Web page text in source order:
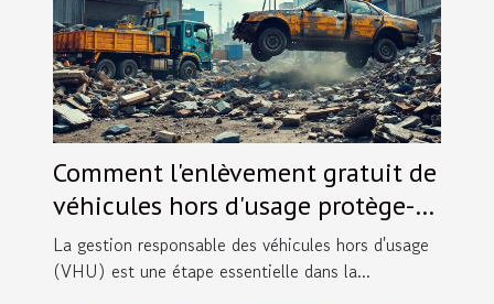
Comment l'enlèvement gratuit de
véhicules hors d'usage protège-t-
il l'environnement ?
La gestion responsable des véhicules hors d'usage
(VHU) est une étape essentielle dans la...